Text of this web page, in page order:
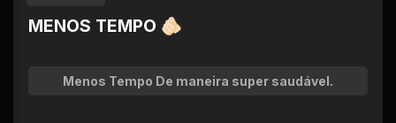
MENOS TEMPO 🫵🏻
Menos Tempo De maneira super saudável.